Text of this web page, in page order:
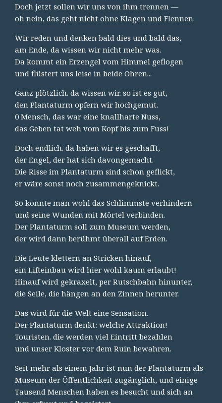
Doch jetzt sollen wir uns von ihm trennen —
oh nein, das geht nicht ohne Klagen und Flennen.
Wir reden und denken bald dies und bald das,
am Ende, da wissen wir nicht mehr was.
Da kommt ein Erzengel vom Himmel geflogen
und flüstert uns leise in beide Ohren...
Ganz plötzlich. da wissen wir. so ist es gut,
den Plantaturm opfern wir hochgemut.
0 Mensch, das war eine knallharte Nuss,
das Geben tat weh vom Kopf bis zum Fuss!
Doch endlich. da haben wir es geschafft,
der Engel, der hat sich davongemacht.
Die Risse im Plantaturm sind schon geflickt,
er wäre sonst noch zusammengeknickt.
So konnte man wohl das Schlimmste verhindern
und seine Wunden mit Mörtel verbinden.
Der Plantaturm soll zum Museum werden,
der wird dann berühmt überall auf Erden.
Die Leute klettern an Stricken hinauf,
ein Lifteinbau wird hier wohl kaum erlaubt!
Hinauf wird gekraxelt, per Rutschbahn hinunter,
die Seile, die hängen an den Zinnen herunter.
Das wird für die Welt eine Sensation.
Der Plantaturm denkt: welche Attraktion!
Touristen. die werden viel Eintritt bezahlen
und unser Kloster vor dem Ruin bewahren.
Seit mehr als einem Jahr ist nun der Plantaturm als
Museum der Öffentlichkeit zugänglich, und einige
Tausend Menschen haben es besucht und sich an